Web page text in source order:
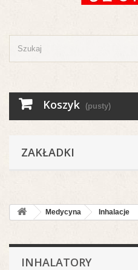
Koszyk (pusty)
ZAKŁADKI
Medycyna Inhalacje
INHALATORY